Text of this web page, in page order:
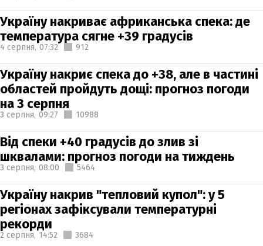
Україну накриває африканська спека: де
температура сягне +39 градусів
4 серпня, 07:32 912
Україну накриє спека до +38, але в частині
областей пройдуть дощі: прогноз погоди
на 3 серпня
3 серпня, 09:27 10988
Від спеки +40 градусів до злив зі
шквалами: прогноз погоди на тиждень
3 серпня, 08:00 5464
Україну накрив "тепловий купол": у 5
регіонах зафіксували температурні
рекорди
2 серпня, 14:52 3684